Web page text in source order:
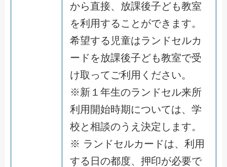
から直接、放課後子ども教室
を利用することができます。
希望する児童はランドセルカ
ードを放課後子ども教室で受
け取ってご利用ください。
※新１年生のランドセル来所
利用開始時期については、学
校と相談のうえ決定します。
※ ランドセルカードは、利用
する日の都度、押印が必要で